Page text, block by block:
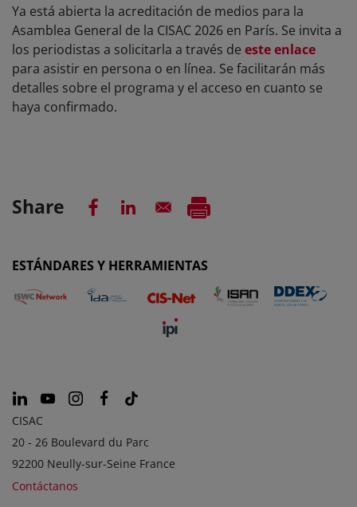
Ya está abierta la acreditación de medios para la
Asamblea General de la CISAC 2026 en París. Se invita a
los periodistas a solicitarla a través de este enlace
para asistir en persona o en línea. Se facilitarán más
detalles sobre el programa y el acceso en cuanto se
haya confirmado.
Share
ESTÁNDARES Y HERRAMIENTAS
CISAC
20 - 26 Boulevard du Parc
92200 Neully-sur-Seine France
Contáctanos